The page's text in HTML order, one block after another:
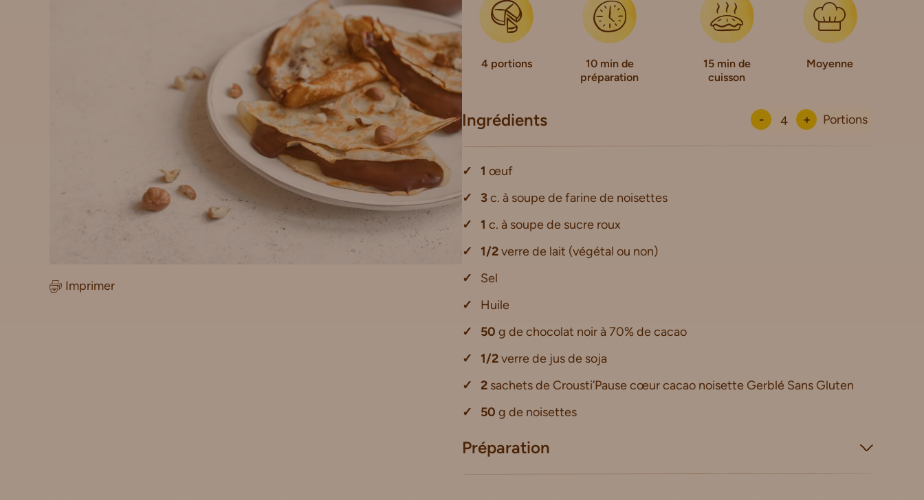
Imprimer
4 portions
10 min de
préparation
15 min de
cuisson
Moyenne
Ingrédients - + Portions
1 œuf
3c. à soupe de farine de noisettes
1 c. à soupe de sucre roux
1/2verre de lait (végétal ou non)
Sel
Huile
50 g de chocolat noir à 70% de cacao
1/2verre de jus de soja
2 sachets de Crousti’Pause cœur cacao noisette Gerblé Sans Gluten
50 g de noisettes
Préparation